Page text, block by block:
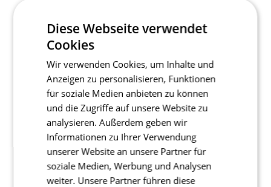
Diese Webseite verwendet
Cookies
Wir verwenden Cookies, um Inhalte und
Anzeigen zu personalisieren, Funktionen
für soziale Medien anbieten zu können
und die Zugriffe auf unsere Website zu
analysieren. Außerdem geben wir
Informationen zu Ihrer Verwendung
unserer Website an unsere Partner für
soziale Medien, Werbung und Analysen
weiter. Unsere Partner führen diese